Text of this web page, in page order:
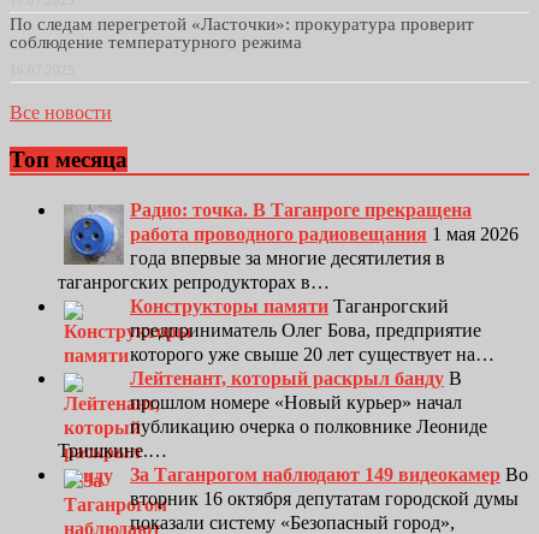
По следам перегретой «Ласточки»: прокуратура проверит
соблюдение температурного режима
Все новости
Топ месяца
Радио: точка. В Таганроге прекращена
работа проводного радиовещания 1 мая 2026
года впервые за многие десятилетия в
таганрогских репродукторах в…
Конструкторы памяти Таганрогский
предприниматель Олег Бова, предприятие
которого уже свыше 20 лет существует на…
Лейтенант, который раскрыл банду В
прошлом номере «Новый курьер» начал
публикацию очерка о полковнике Леониде
Тришкине.…
За Таганрогом наблюдают 149 видеокамер Во
вторник 16 октября депутатам городской думы
показали систему «Безопасный город»,